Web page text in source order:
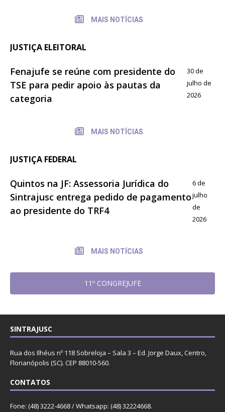
MAIS NOTÍCIAS
JUSTIÇA ELEITORAL
Fenajufe se reúne com presidente do
TSE para pedir apoio às pautas da
categoria
30 de
julho de
2026
MAIS NOTÍCIAS
JUSTIÇA FEDERAL
Quintos na JF: Assessoria Jurídica do
Sintrajusc entrega pedido de pagamento
ao presidente do TRF4
6 de
julho
de
2026
MAIS NOTÍCIAS
11º CONGREJUFE
SINTRAJUSC
Rua dos Ilhéus nº 118 Sobreloja – Sala 3 – Ed. Jorge Daux, Centro,
Florianópolis (SC). CEP 88010-560.
CONTATOS
Fone: (48) 3222-4668 / Whatsapp: (48) 32224668.